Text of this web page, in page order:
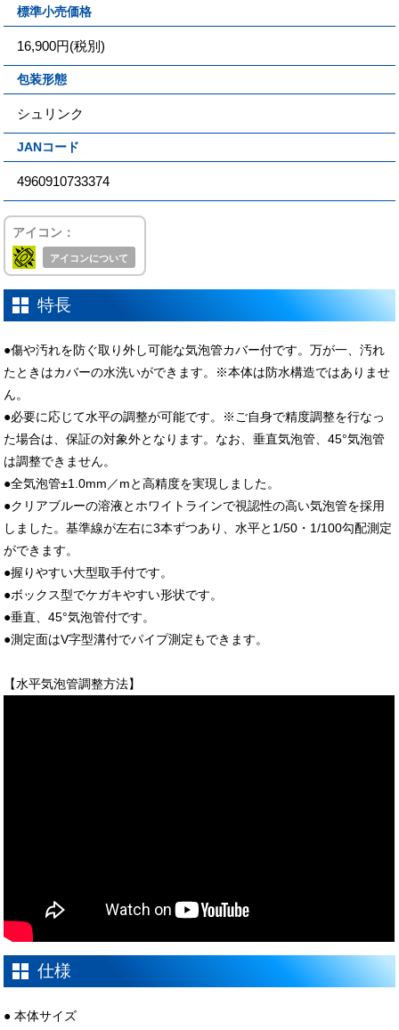
標準小売価格
16,900円(税別)
包装形態
シュリンク
JANコード
4960910733374
アイコン：
アイコンについて
特長
●傷や汚れを防ぐ取り外し可能な気泡管カバー付です。万が一、汚れ
たときはカバーの水洗いができます。※本体は防水構造ではありませ
ん。
●必要に応じて水平の調整が可能です。※ご自身で精度調整を行なっ
た場合は、保証の対象外となります。なお、垂直気泡管、45°気泡管
は調整できません。
●全気泡管±1.0mm／mと高精度を実現しました。
●クリアブルーの溶液とホワイトラインで視認性の高い気泡管を採用
しました。基準線が左右に3本ずつあり、水平と1/50・1/100勾配測定
ができます。
●握りやすい大型取手付です。
●ボックス型でケガキやすい形状です。
●垂直、45°気泡管付です。
●測定面はV字型溝付でパイプ測定もできます。
【水平気泡管調整方法】
仕様
● 本体サイズ